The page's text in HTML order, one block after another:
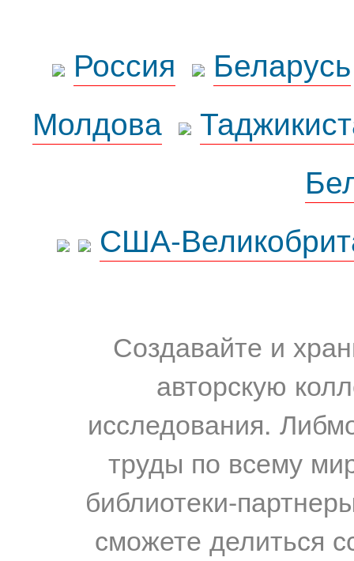
Россия
Беларусь
Молдова
США-
Создавайте и
авторскую
исследования.
труды по всему
библиотеки-
сможете делиться